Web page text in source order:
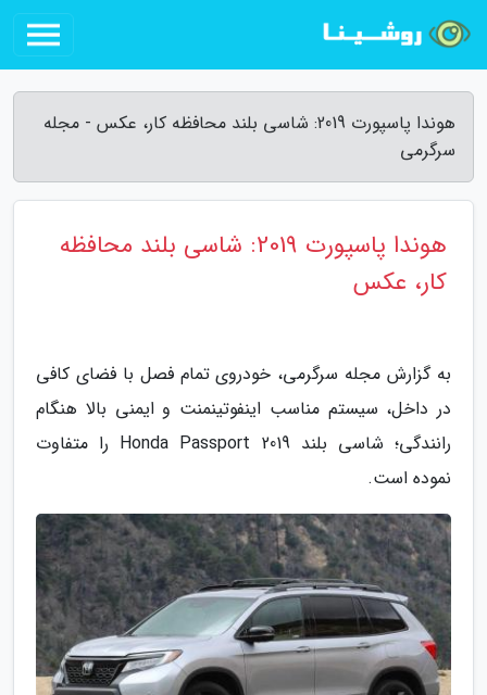
هوندا پاسپورت 2019: شاسی بلند محافظه کار، عکس - مجله
سرگرمی
هوندا پاسپورت 2019: شاسی بلند محافظه
کار، عکس
به گزارش مجله سرگرمی، خودروی تمام فصل با فضای کافی
در داخل، سیستم مناسب اینفوتینمنت و ایمنی بالا هنگام
رانندگی؛ شاسی بلند 2019 Honda Passport را متفاوت
نموده است.